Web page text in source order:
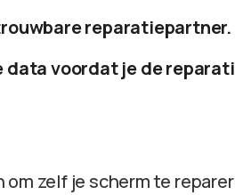
reparatiepartner.
data voordat je de
om zelf je scherm te